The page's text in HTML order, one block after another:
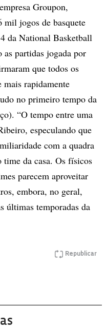
Groupon,
mil jogos de basquete
da National Basketball
partidas jogada por
que todos os
mais rapidamente
no primeiro tempo da
“O tempo entre uma
especulando que
com a quadra
da casa. Os físicos
parecem aproveitar
embora, no geral,
últimas temporadas da
Republicar